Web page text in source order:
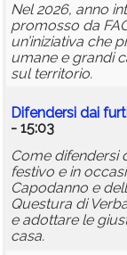
Nel 2026, anno
promosso da
un’iniziativa che
umane e grandi
sul territorio.
Difendersi dai
- 15:03
Come difendersi
festivo e in
Capodanno e
Questura di
e adottare le
casa.